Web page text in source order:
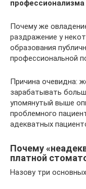
Почему же
раздражение у
образования
профессиональной
Причина очевидна:
зарабатывать
упомянутый выше
проблемного
адекватных
Почему
платной
Назову три